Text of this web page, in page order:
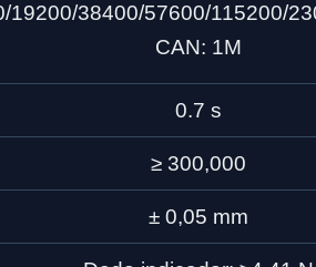
19200/38400/57600/115200/
CAN: 1M
0.7 s
≥ 300,000
± 0,05 mm